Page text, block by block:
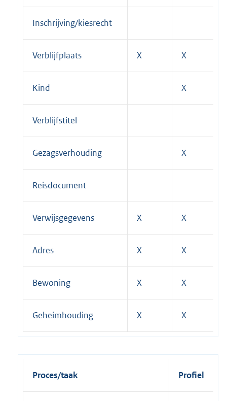
Inschrijving/kiesrecht
Verblijfplaats X X
Kind X
Verblijfstitel
Gezagsverhouding X
Reisdocument
Verwijsgegevens X X
Adres X X
Bewoning X X
Geheimhouding X X
Proces/taak Profiel